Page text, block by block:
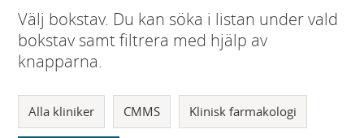
Välj bokstav. Du kan söka i listan under vald
bokstav samt filtrera med hjälp av
knapparna.
Alla kliniker CMMS Klinisk farmakologi